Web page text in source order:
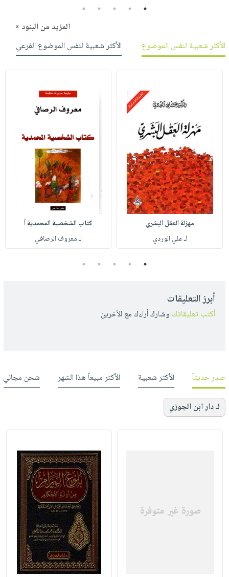
1
2
3
4
5
المزيد من البنود »
الأكثر شعبية لنفس الموضوع
الأكثر شعبية لنفس الموضوع الفرعي
مهزلة العقل البشري
لـ علي الوردي
كتاب الشخصية المحمدية أ
لـ معروف الرصافي
1
2
3
4
5
أبرز التعليقات
أكتب تعليقاتك وشارك أراءك مع الأخرين
صدر حديثاً الأكثر شعبية الأكثر مبيعاً هذا الشهر شحن مجاني
لـ دار ابن الجوزي